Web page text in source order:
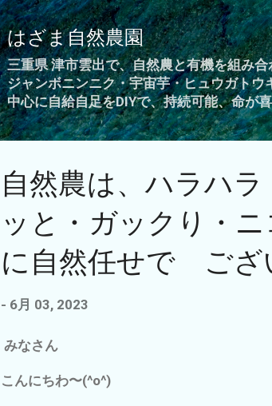
スキップ
はざま自然農園
三重県 津市雲出で、自然農と有機を組み
ジャンボニンニク・宇宙芋・ヒュウガト
中心に自給自足をDIYで、持続可能、命が
自然農は、ハラハ
ッと・ガックり・
に自然任せで ござ
- 6月 03, 2023
みなさん
こんにちわ〜(^o^)